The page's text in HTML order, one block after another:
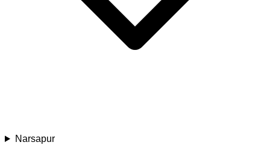
Narsapur